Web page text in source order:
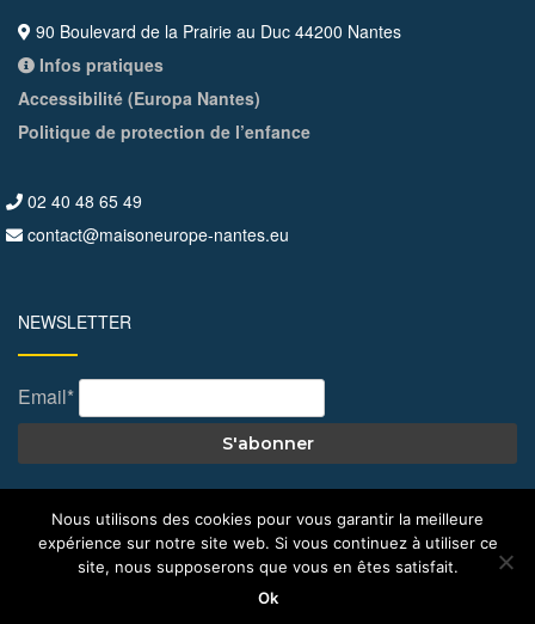
90 Boulevard de la Prairie au Duc 44200 Nantes
Infos pratiques
Accessibilité (Europa Nantes)
Politique de protection de l’enfance
02 40 48 65 49
contact@maisoneurope-nantes.eu
NEWSLETTER
Email*
© All Right Reserved 2026 Maison de l'Europe – Nantes
Nous utilisons des cookies pour vous garantir la meilleure
expérience sur notre site web. Si vous continuez à utiliser ce
site, nous supposerons que vous en êtes satisfait.
Ok